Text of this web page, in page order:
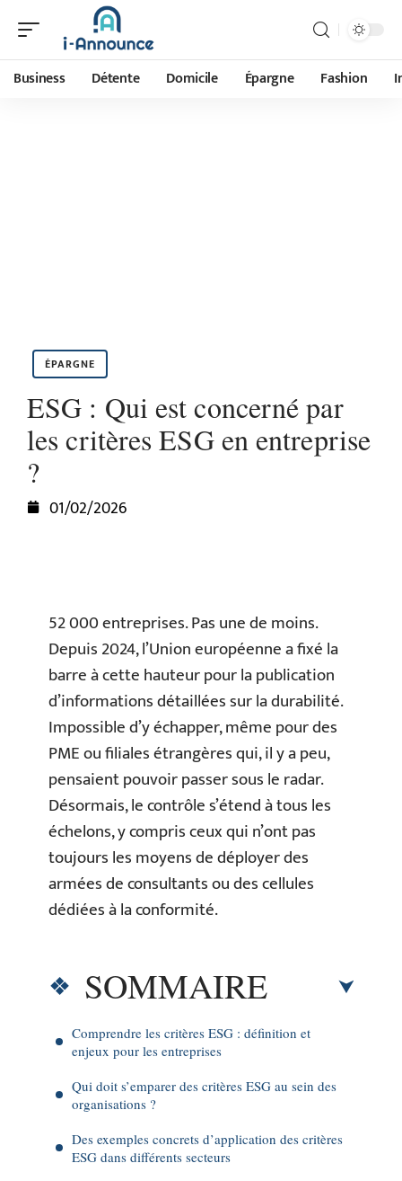
Business Détente Domicile Épargne Fashion
ÉPARGNE
ESG : Qui est concerné par
les critères ESG en entreprise
?
01/02/2026
52 000 entreprises. Pas une de moins.
Depuis 2024, l’Union européenne a fixé la
barre à cette hauteur pour la publication
d’informations détaillées sur la durabilité.
Impossible d’y échapper, même pour des
PME ou filiales étrangères qui, il y a peu,
pensaient pouvoir passer sous le radar.
Désormais, le contrôle s’étend à tous les
échelons, y compris ceux qui n’ont pas
toujours les moyens de déployer des
armées de consultants ou des cellules
dédiées à la conformité.
SOMMAIRE
Comprendre les critères ESG : définition et
enjeux pour les entreprises
Qui doit s’emparer des critères ESG au sein des
organisations ?
Des exemples concrets d’application des critères
ESG dans différents secteurs